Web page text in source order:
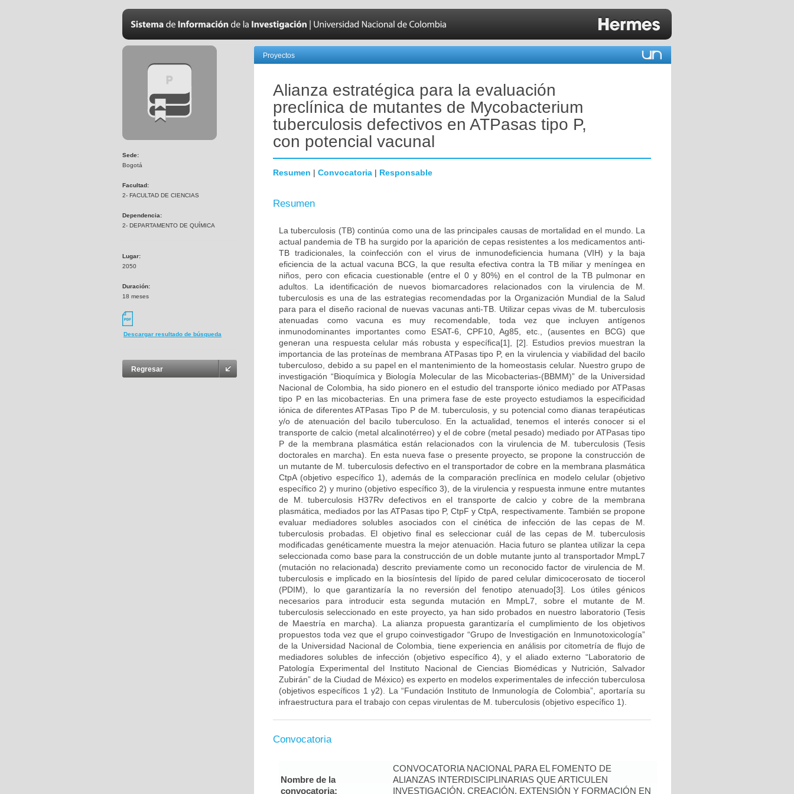
Sede:
Bogotá
Facultad:
2- FACULTAD DE CIENCIAS
Dependencia:
2- DEPARTAMENTO DE QUÍMICA
Lugar:
2050
Duración:
18 meses
Descargar resultado de búsqueda
Regresar
Proyectos
Alianza estratégica para la evaluación
preclínica de mutantes de Mycobacterium
tuberculosis defectivos en ATPasas tipo P,
con potencial vacunal
Resumen | Convocatoria | Responsable
Resumen
La tuberculosis (TB) continúa como una de las principales causas de mortalidad en el mundo. La
actual pandemia de TB ha surgido por la aparición de cepas resistentes a los medicamentos anti-
TB tradicionales, la coinfección con el virus de inmunodeficiencia humana (VIH) y la baja
eficiencia de la actual vacuna BCG, la que resulta efectiva contra la TB miliar y meníngea en
niños, pero con eficacia cuestionable (entre el 0 y 80%) en el control de la TB pulmonar en
adultos. La identificación de nuevos biomarcadores relacionados con la virulencia de M.
tuberculosis es una de las estrategias recomendadas por la Organización Mundial de la Salud
para para el diseño racional de nuevas vacunas anti-TB. Utilizar cepas vivas de M. tuberculosis
atenuadas como vacuna es muy recomendable, toda vez que incluyen antígenos
inmunodominantes importantes como ESAT-6, CPF10, Ag85, etc., (ausentes en BCG) que
generan una respuesta celular más robusta y específica[1], [2]. Estudios previos muestran la
importancia de las proteínas de membrana ATPasas tipo P, en la virulencia y viabilidad del bacilo
tuberculoso, debido a su papel en el mantenimiento de la homeostasis celular. Nuestro grupo de
investigación “Bioquímica y Biología Molecular de las Micobacterias-(BBMM)” de la Universidad
Nacional de Colombia, ha sido pionero en el estudio del transporte iónico mediado por ATPasas
tipo P en las micobacterias. En una primera fase de este proyecto estudiamos la especificidad
iónica de diferentes ATPasas Tipo P de M. tuberculosis, y su potencial como dianas terapéuticas
y/o de atenuación del bacilo tuberculoso. En la actualidad, tenemos el interés conocer si el
transporte de calcio (metal alcalinotérreo) y el de cobre (metal pesado) mediado por ATPasas tipo
P de la membrana plasmática están relacionados con la virulencia de M. tuberculosis (Tesis
doctorales en marcha). En esta nueva fase o presente proyecto, se propone la construcción de
un mutante de M. tuberculosis defectivo en el transportador de cobre en la membrana plasmática
CtpA (objetivo específico 1), además de la comparación preclínica en modelo celular (objetivo
específico 2) y murino (objetivo específico 3), de la virulencia y respuesta inmune entre mutantes
de M. tuberculosis H37Rv defectivos en el transporte de calcio y cobre de la membrana
plasmática, mediados por las ATPasas tipo P, CtpF y CtpA, respectivamente. También se propone
evaluar mediadores solubles asociados con el cinética de infección de las cepas de M.
tuberculosis probadas. El objetivo final es seleccionar cuál de las cepas de M. tuberculosis
modificadas genéticamente muestra la mejor atenuación. Hacia futuro se plantea utilizar la cepa
seleccionada como base para la construcción de un doble mutante junto al transportador MmpL7
(mutación no relacionada) descrito previamente como un reconocido factor de virulencia de M.
tuberculosis e implicado en la biosíntesis del lípido de pared celular dimicocerosato de tiocerol
(PDIM), lo que garantizaría la no reversión del fenotipo atenuado[3]. Los útiles génicos
necesarios para introducir esta segunda mutación en MmpL7, sobre el mutante de M.
tuberculosis seleccionado en este proyecto, ya han sido probados en nuestro laboratorio (Tesis
de Maestría en marcha). La alianza propuesta garantizaría el cumplimiento de los objetivos
propuestos toda vez que el grupo coinvestigador “Grupo de Investigación en Inmunotoxicología”
de la Universidad Nacional de Colombia, tiene experiencia en análisis por citometría de flujo de
mediadores solubles de infección (objetivo específico 4), y el aliado externo “Laboratorio de
Patología Experimental del Instituto Nacional de Ciencias Biomédicas y Nutrición, Salvador
Zubirán” de la Ciudad de México) es experto en modelos experimentales de infección tuberculosa
(objetivos específicos 1 y2). La “Fundación Instituto de Inmunología de Colombia”, aportaría su
infraestructura para el trabajo con cepas virulentas de M. tuberculosis (objetivo específico 1).
Convocatoria
Nombre de la
convocatoria:
CONVOCATORIA NACIONAL PARA EL FOMENTO DE
ALIANZAS INTERDISCIPLINARIAS QUE ARTICULEN
INVESTIGACIÓN, CREACIÓN, EXTENSIÓN Y FORMACIÓN EN